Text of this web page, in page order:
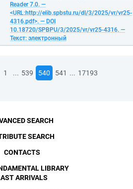
Reader 7.0. —
<URL:http://elib.spbstu.ru/dl/3/2025/vr/vr25-
4316.pdf>. — DOI
10.18720/SPBPU/3/2025/vr/vr25-4316. —
Текст: электронный
1 ... 539 540 541 ... 17193
SEARCH
SEARCH
CONTACTS
LIBRARY
ARRIVALS